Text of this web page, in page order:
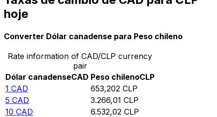
hoje
Converter Dólar canadense para Peso chileno
Rate information of CAD/CLP currency
pair
Dólar canadenseCAD Peso chilenoCLP
1 CAD 653,202 CLP
5 CAD 3.266,01 CLP
10 CAD 6.532,02 CLP